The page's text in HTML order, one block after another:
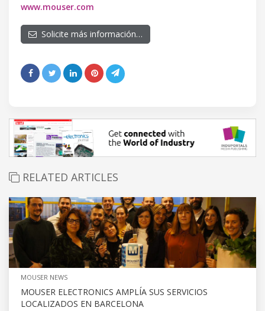
www.mouser.com
Solicite más información…
RELATED ARTICLES
MOUSER NEWS
MOUSER ELECTRONICS AMPLÍA SUS SERVICIOS
LOCALIZADOS EN BARCELONA